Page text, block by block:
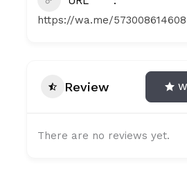
https://wa.me/573008614608
Review
There are no reviews yet.